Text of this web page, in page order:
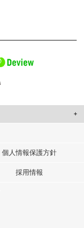
わせたコンテンツや広告の
提供しています。
個人情報保護方針
採用情報